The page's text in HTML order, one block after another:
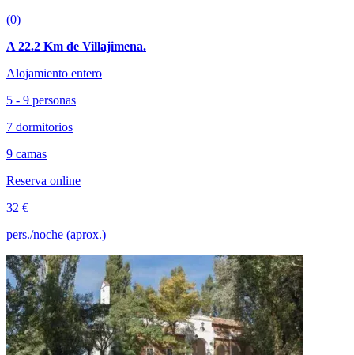
(0)
A 22.2 Km de Villajimena.
Alojamiento entero
5 - 9 personas
7 dormitorios
9 camas
Reserva online
32 €
pers./noche (aprox.)